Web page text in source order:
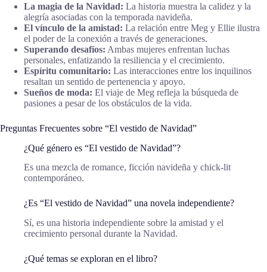
La magia de la Navidad: La historia muestra la calidez y la
alegría asociadas con la temporada navideña.
El vínculo de la amistad: La relación entre Meg y Ellie ilustra
el poder de la conexión a través de generaciones.
Superando desafíos: Ambas mujeres enfrentan luchas
personales, enfatizando la resiliencia y el crecimiento.
Espíritu comunitario: Las interacciones entre los inquilinos
resaltan un sentido de pertenencia y apoyo.
Sueños de moda: El viaje de Meg refleja la búsqueda de
pasiones a pesar de los obstáculos de la vida.
Preguntas Frecuentes sobre “El vestido de Navidad”
¿Qué género es “El vestido de Navidad”?
Es una mezcla de romance, ficción navideña y chick-lit
contemporáneo.
¿Es “El vestido de Navidad” una novela independiente?
Sí, es una historia independiente sobre la amistad y el
crecimiento personal durante la Navidad.
¿Qué temas se exploran en el libro?